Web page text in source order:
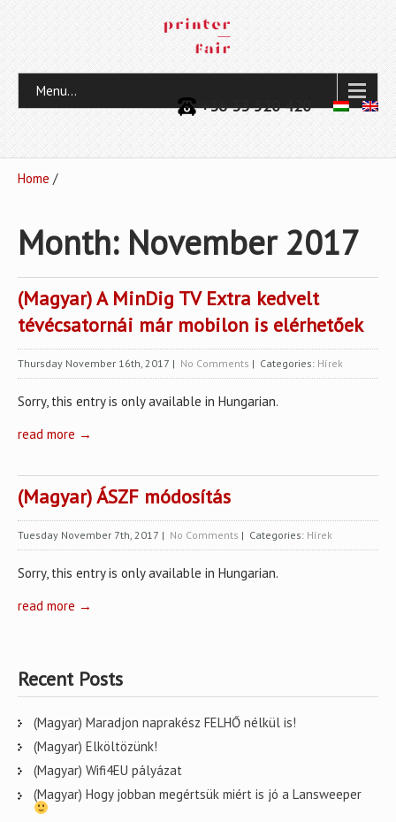
+36 33 520 420
Menu...
Home /
Month: November 2017
(Magyar) A MinDig TV Extra kedvelt
tévécsatornái már mobilon is elérhetőek
Thursday November 16th, 2017 | No Comments | Categories: Hírek
Sorry, this entry is only available in Hungarian.
read more →
(Magyar) ÁSZF módosítás
Tuesday November 7th, 2017 | No Comments | Categories: Hírek
Sorry, this entry is only available in Hungarian.
read more →
Recent Posts
(Magyar) Maradjon naprakész FELHŐ nélkül is!
(Magyar) Elköltözünk!
(Magyar) Wifi4EU pályázat
(Magyar) Hogy jobban megértsük miért is jó a Lansweeper